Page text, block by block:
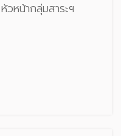
หัวหน้ากลุ่มสาระฯ